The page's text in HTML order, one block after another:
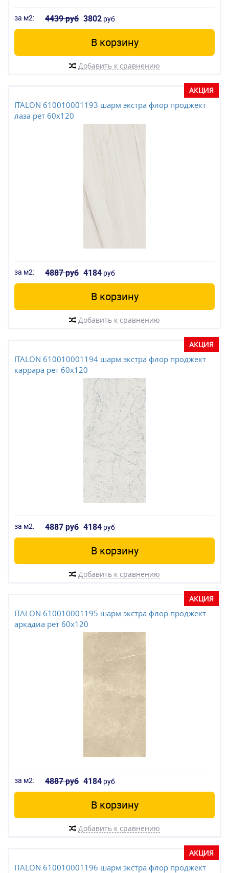
за м2: 4439 руб 3802 руб
В корзину
Добавить к сравнению
АКЦИЯ
ITALON 610010001193 шарм экстра флор проджект
лаза рет 60x120
за м2: 4887 руб 4184 руб
В корзину
Добавить к сравнению
АКЦИЯ
ITALON 610010001194 шарм экстра флор проджект
каррара рет 60x120
за м2: 4887 руб 4184 руб
В корзину
Добавить к сравнению
АКЦИЯ
ITALON 610010001195 шарм экстра флор проджект
аркадиа рет 60x120
за м2: 4887 руб 4184 руб
В корзину
Добавить к сравнению
АКЦИЯ
ITALON 610010001196 шарм экстра флор проджект